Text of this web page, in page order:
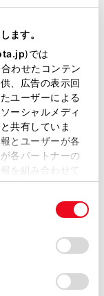
ます。
)では
わせたコンテン
、広告の表示回
ユーザーによる
ーシャルメディ
共有していま
とユーザーが各
各パートナーの
を組み合わせて
使用を続行する
されることに同
オプトアウト、
ては、当社の
て
」をご覧くだ